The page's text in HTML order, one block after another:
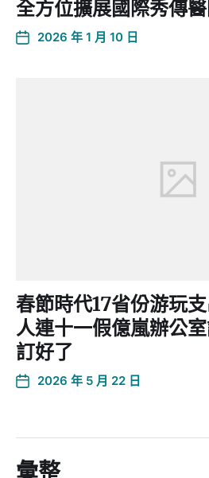
全方位擴展國際秀傳
2026 年 1 月 10 日
春節時代17省份游玩
人連十一假億嵐辦公
訂好了
2026 年 5 月 22 日
彙整